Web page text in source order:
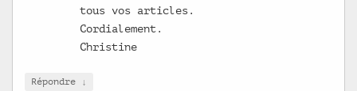
tous vos articles.
Cordialement.
Christine
Répondre ↓